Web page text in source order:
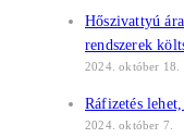
Hőszivattyú
rendszerek
2024. október 18.
Ráfizetés
2024. október 7.